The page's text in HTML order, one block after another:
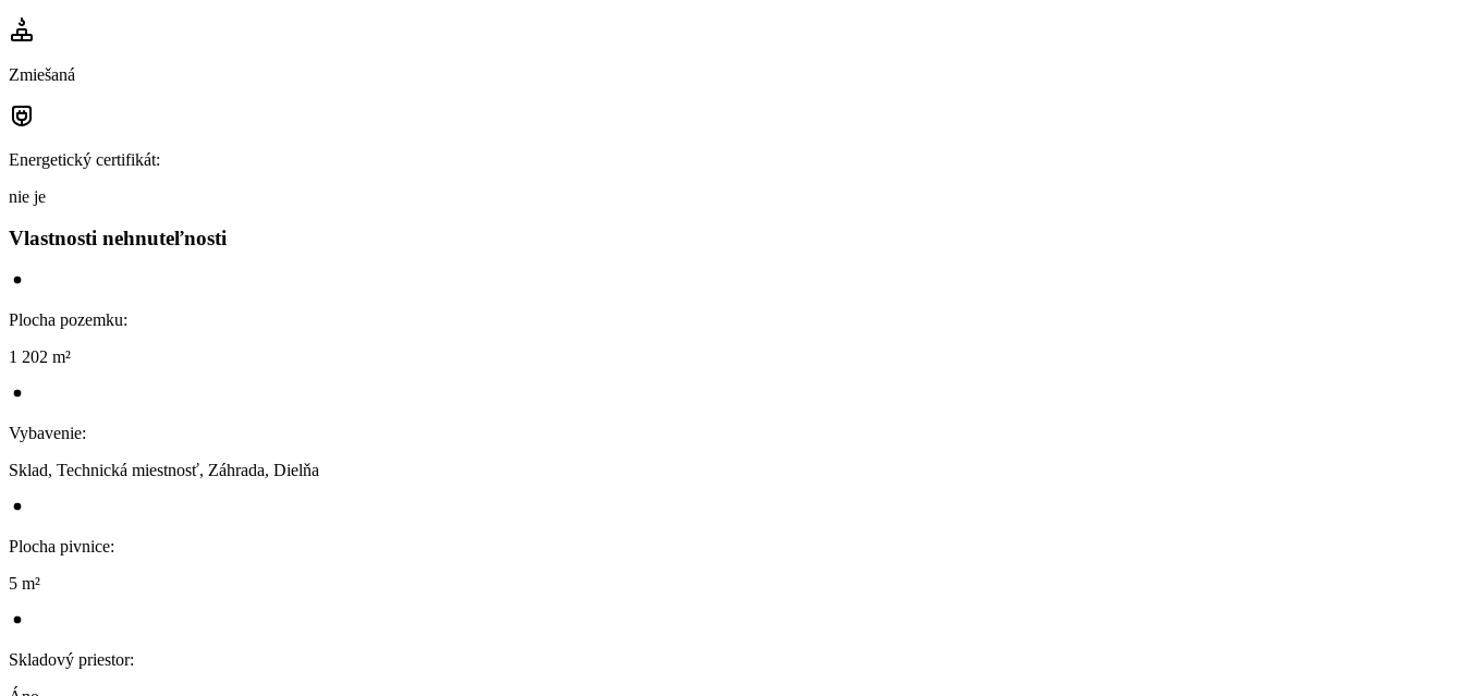
Zmiešaná
Energetický certifikát:
nie je
Vlastnosti nehnuteľnosti
Plocha pozemku:
1 202 m²
Vybavenie:
Sklad, Technická miestnosť, Záhrada, Dielňa
Plocha pivnice:
5 m²
Skladový priestor: